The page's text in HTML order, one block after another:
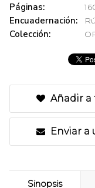
Páginas:
Encuadernación:
Colección:
Añadir a
Enviar a
Sinopsis